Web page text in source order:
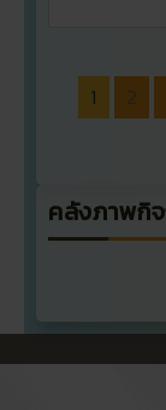
1 2
คลังภาพกิ